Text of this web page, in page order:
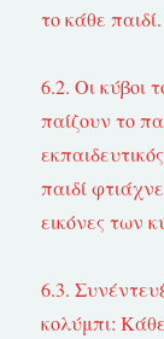
το κάθε παιδί.
6.2. Οι κύβοι
παίζουν το
παιδί
εικόνες των
6.3.
κολύμπι: